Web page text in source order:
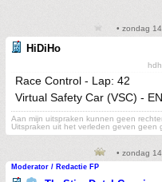
• zondag
HiDiHo
Race Control - Lap: 42
Virtual Safety Car (VSC) -
Aan mijn uitspraken kunnen geen
Uitspraken uit het verleden geven geen
• zondag
Moderator / Redactie FP